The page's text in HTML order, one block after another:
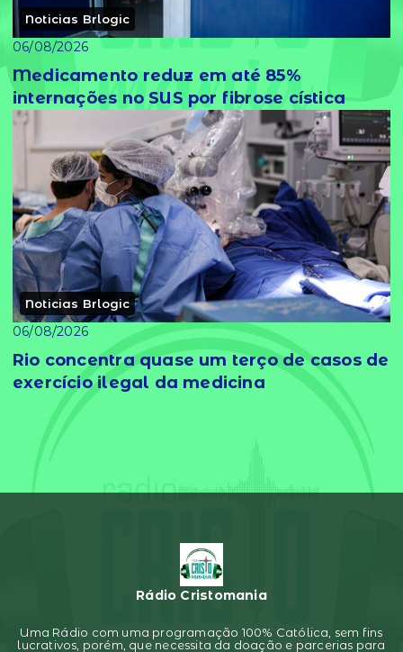
Noticias Brlogic
06/08/2026
Medicamento reduz em até 85%
internações no SUS por fibrose cística
Noticias Brlogic
06/08/2026
Rio concentra quase um terço de casos de
exercício ilegal da medicina
Rádio Cristomania
Uma Rádio com uma programação 100% Católica, sem fins
lucrativos, porém, que necessita da doação e parcerias para